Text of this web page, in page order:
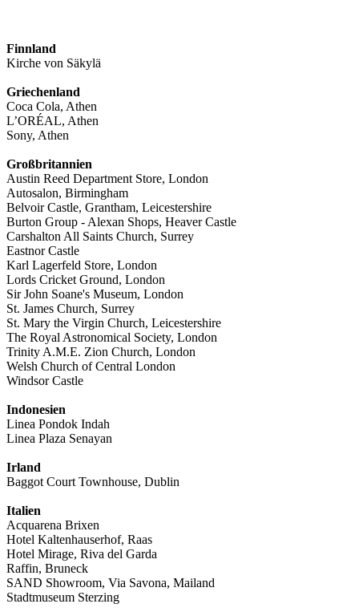
Finnland
Kirche von Säkylä
Griechenland
Coca Cola, Athen
L’ORÉAL, Athen
Sony, Athen
Großbritannien
Austin Reed Department Store, London
Autosalon, Birmingham
Belvoir Castle, Grantham, Leicestershire
Burton Group - Alexan Shops, Heaver Castle
Carshalton All Saints Church, Surrey
Eastnor Castle
Karl Lagerfeld Store, London
Lords Cricket Ground, London
Sir John Soane's Museum, London
St. James Church, Surrey
St. Mary the Virgin Church, Leicestershire
The Royal Astronomical Society, London
Trinity A.M.E. Zion Church, London
Welsh Church of Central London
Windsor Castle
Indonesien
Linea Pondok Indah
Linea Plaza Senayan
Irland
Baggot Court Townhouse, Dublin
Italien
Acquarena Brixen
Hotel Kaltenhauserhof, Raas
Hotel Mirage, Riva del Garda
Raffin, Bruneck
SAND Showroom, Via Savona, Mailand
Stadtmuseum Sterzing